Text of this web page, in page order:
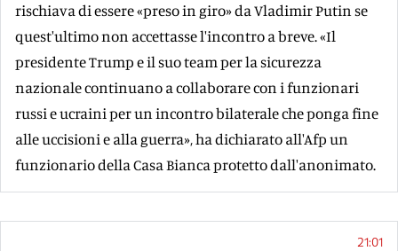
rischiava di essere «preso in giro» da Vladimir Putin se
quest'ultimo non accettasse l'incontro a breve. «Il
presidente Trump e il suo team per la sicurezza
nazionale continuano a collaborare con i funzionari
russi e ucraini per un incontro bilaterale che ponga fine
alle uccisioni e alla guerra», ha dichiarato all'Afp un
funzionario della Casa Bianca protetto dall'anonimato.
21:01